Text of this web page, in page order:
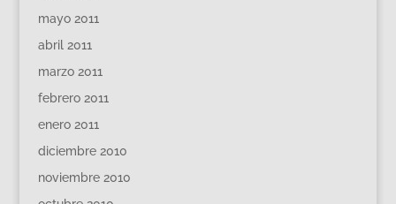
mayo 2011
abril 2011
marzo 2011
febrero 2011
enero 2011
diciembre 2010
noviembre 2010